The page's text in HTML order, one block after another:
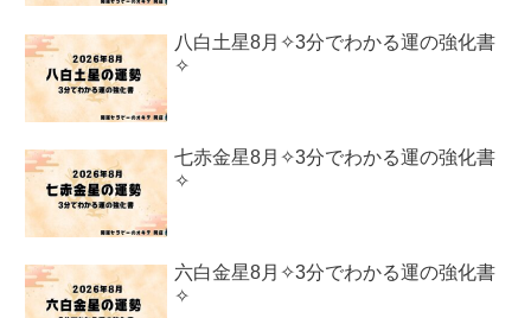
八白土星8月✧3分でわかる運の強化書
✧
七赤金星8月✧3分でわかる運の強化書
✧
六白金星8月✧3分でわかる運の強化書
✧